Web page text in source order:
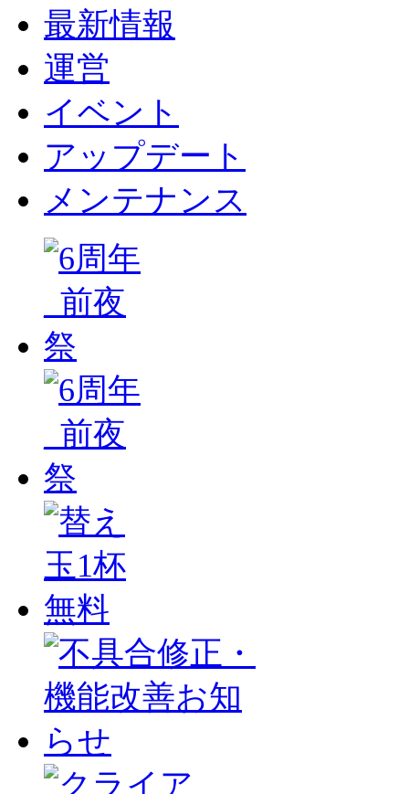
最新情報
運営
イベント
アップデート
メンテナンス